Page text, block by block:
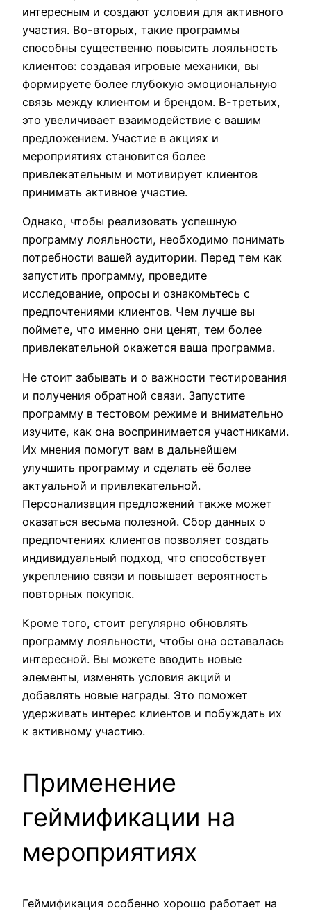
интересным и создают условия для активного
участия. Во-вторых, такие программы
способны существенно повысить лояльность
клиентов: создавая игровые механики, вы
формируете более глубокую эмоциональную
связь между клиентом и брендом. В-третьих,
это увеличивает взаимодействие с вашим
предложением. Участие в акциях и
мероприятиях становится более
привлекательным и мотивирует клиентов
принимать активное участие.
Однако, чтобы реализовать успешную
программу лояльности, необходимо понимать
потребности вашей аудитории. Перед тем как
запустить программу, проведите
исследование, опросы и ознакомьтесь с
предпочтениями клиентов. Чем лучше вы
поймете, что именно они ценят, тем более
привлекательной окажется ваша программа.
Не стоит забывать и о важности тестирования
и получения обратной связи. Запустите
программу в тестовом режиме и внимательно
изучите, как она воспринимается участниками.
Их мнения помогут вам в дальнейшем
улучшить программу и сделать её более
актуальной и привлекательной.
Персонализация предложений также может
оказаться весьма полезной. Сбор данных о
предпочтениях клиентов позволяет создать
индивидуальный подход, что способствует
укреплению связи и повышает вероятность
повторных покупок.
Кроме того, стоит регулярно обновлять
программу лояльности, чтобы она оставалась
интересной. Вы можете вводить новые
элементы, изменять условия акций и
добавлять новые награды. Это поможет
удерживать интерес клиентов и побуждать их
к активному участию.
Применение
геймификации на
мероприятиях
Геймификация особенно хорошо работает на